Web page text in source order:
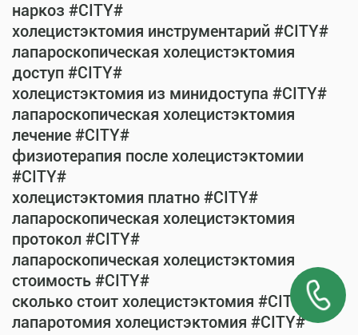
наркоз #CITY#
холецистэктомия инструментарий #CITY#
лапароскопическая холецистэктомия
доступ #CITY#
холецистэктомия из минидоступа #CITY#
лапароскопическая холецистэктомия
лечение #CITY#
физиотерапия после холецистэктомии
#CITY#
холецистэктомия платно #CITY#
лапароскопическая холецистэктомия
протокол #CITY#
лапароскопическая холецистэктомия
стоимость #CITY#
сколько стоит холецистэктомия #CITY#
лапаротомия холецистэктомия #CITY#